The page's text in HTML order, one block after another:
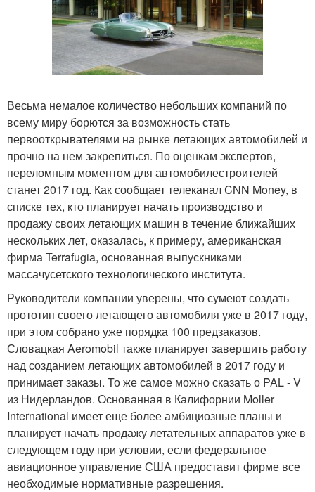
Весьма немалое количество небольших компаний по
всему миру борются за возможность стать
первооткрывателями на рынке летающих автомобилей и
прочно на нем закрепиться. По оценкам экспертов,
переломным моментом для автомобилестроителей
станет 2017 год. Как сообщает телеканал CNN Money, в
списке тех, кто планирует начать производство и
продажу своих летающих машин в течение ближайших
нескольких лет, оказалась, к примеру, американская
фирма Terrafugia, основанная выпускниками
массачусетского технологического института.
Руководители компании уверены, что сумеют создать
прототип своего летающего автомобиля уже в 2017 году,
при этом собрано уже порядка 100 предзаказов.
Словацкая Aeromobil также планирует завершить работу
над созданием летающих автомобилей в 2017 году и
принимает заказы. То же самое можно сказать о PAL - V
из Нидерландов. Основанная в Калифорнии Moller
International имеет еще более амбициозные планы и
планирует начать продажу летательных аппаратов уже в
следующем году при условии, если федеральное
авиационное управление США предоставит фирме все
необходимые нормативные разрешения.